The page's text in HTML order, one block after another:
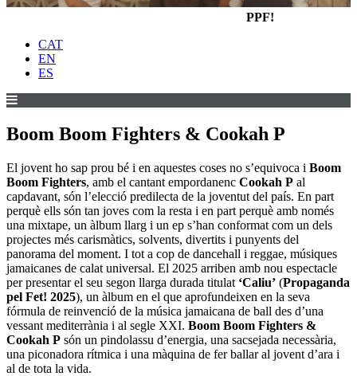
PPF!
CAT
EN
ES
Boom Boom Fighters & Cookah P
El jovent ho sap prou bé i en aquestes coses no s’equivoca i Boom
Boom Fighters, amb el cantant empordanenc Cookah P al
capdavant, són l’elecció predilecta de la joventut del país. En part
perquè ells són tan joves com la resta i en part perquè amb només
una mixtape, un àlbum llarg i un ep s’han conformat com un dels
projectes més carismàtics, solvents, divertits i punyents del
panorama del moment. I tot a cop de dancehall i reggae, músiques
jamaicanes de calat universal. El 2025 arriben amb nou espectacle
per presentar el seu segon llarga durada titulat ‘Caliu’ (Propaganda
pel Fet! 2025), un àlbum en el que aprofundeixen en la seva
fórmula de reinvenció de la música jamaicana de ball des d’una
vessant mediterrània i al segle XXI. Boom Boom Fighters &
Cookah P són un pindolassu d’energia, una sacsejada necessària,
una piconadora rítmica i una màquina de fer ballar al jovent d’ara i
al de tota la vida.